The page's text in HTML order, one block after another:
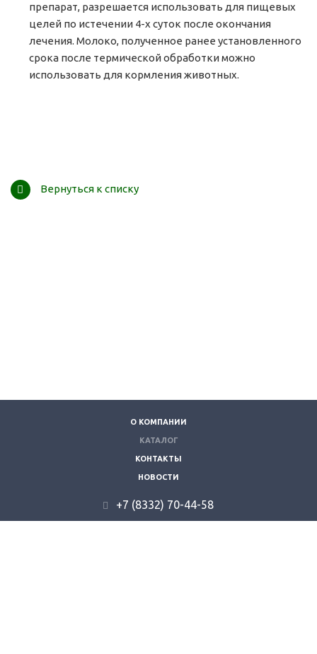
препарат, разрешается использовать для пищевых
целей по истечении 4-х суток после окончания
лечения. Молоко, полученное ранее установленного
срока после термической обработки можно
использовать для кормления животных.
Вернуться к списку
О КОМПАНИИ
КАТАЛОГ
КОНТАКТЫ
НОВОСТИ
+7 (8332) 70-44-58